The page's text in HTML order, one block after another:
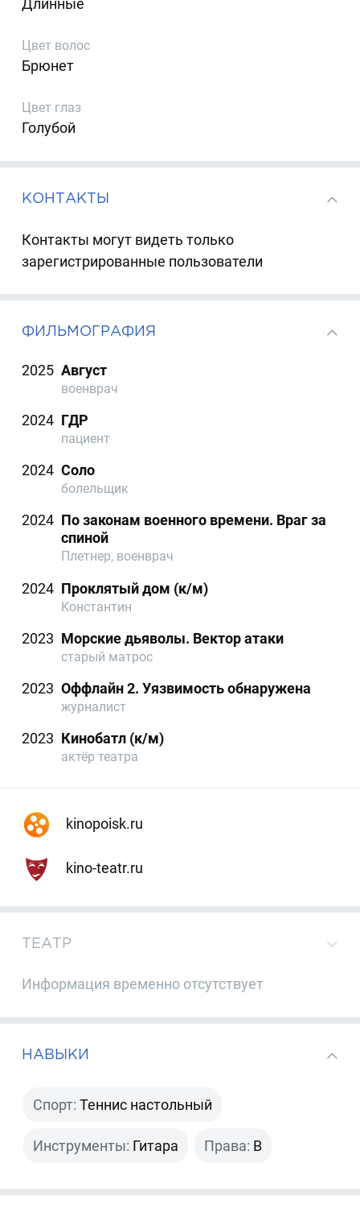
Длинные
Цвет волос
Брюнет
Цвет глаз
Голубой
КОНТАКТЫ
Контакты могут видеть только
зарегистрированные пользователи
ФИЛЬМОГРАФИЯ
2025 Август
военврач
2024 ГДР
пациент
2024 Соло
болельщик
2024 По законам военного времени. Враг за
спиной
Плетнер, военврач
2024 Проклятый дом (к/м)
Константин
2023 Морские дьяволы. Вектор атаки
старый матрос
2023 Оффлайн 2. Уязвимость обнаружена
журналист
2023 Кинобатл (к/м)
актёр театра
kinopoisk.ru
kino-teatr.ru
ТЕАТР
Информация временно отсутствует
НАВЫКИ
Спорт: Теннис настольный
Инструменты: Гитара Права: B